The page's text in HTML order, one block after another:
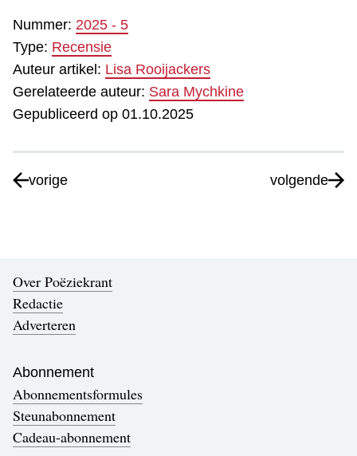
Nummer: 2025 - 5
Type: Recensie
Auteur artikel: Lisa Rooijackers
Gerelateerde auteur: Sara Mychkine
Gepubliceerd op 01.10.2025
vorige volgende
Over Poëziekrant
Redactie
Adverteren
Abonnement
Abonnementsformules
Steunabonnement
Cadeau-abonnement